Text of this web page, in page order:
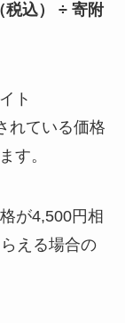
税込） ÷ 寄附
ト
れている価格
す。
が4,500円相
える場合の